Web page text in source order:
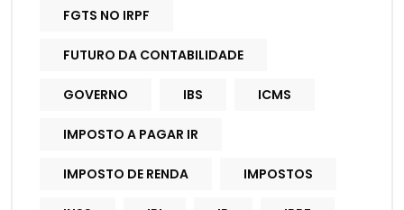
FGTS NO IRPF
FUTURO DA CONTABILIDADE
GOVERNO IBS ICMS
IMPOSTO A PAGAR IR
IMPOSTO DE RENDA IMPOSTOS